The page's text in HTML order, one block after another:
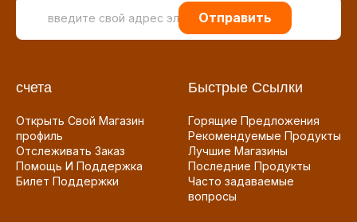
Отправить
счета
Открыть Свой Магазин
профиль
Отслеживать Заказ
Помощь И Поддержка
Билет Поддержки
Быстрые Ссылки
Горящие Предложения
Рекомендуемые Продукты
Лучшие Магазины
Последние Продукты
Часто задаваемые
вопросы